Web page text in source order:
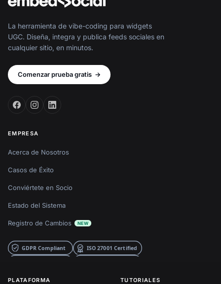
La herramienta de vibe-coding para widgets
UGC. Diseña, integra y publica feeds sociales en
cualquier sitio, en minutos.
Comenzar prueba gratis →
EMPRESA
Acerca de Nosotros
Casos de Éxito
Conviértete en Socio
Estado del Sistema
Registro de Cambios NEW
PLATAFORMA TUTORIALES